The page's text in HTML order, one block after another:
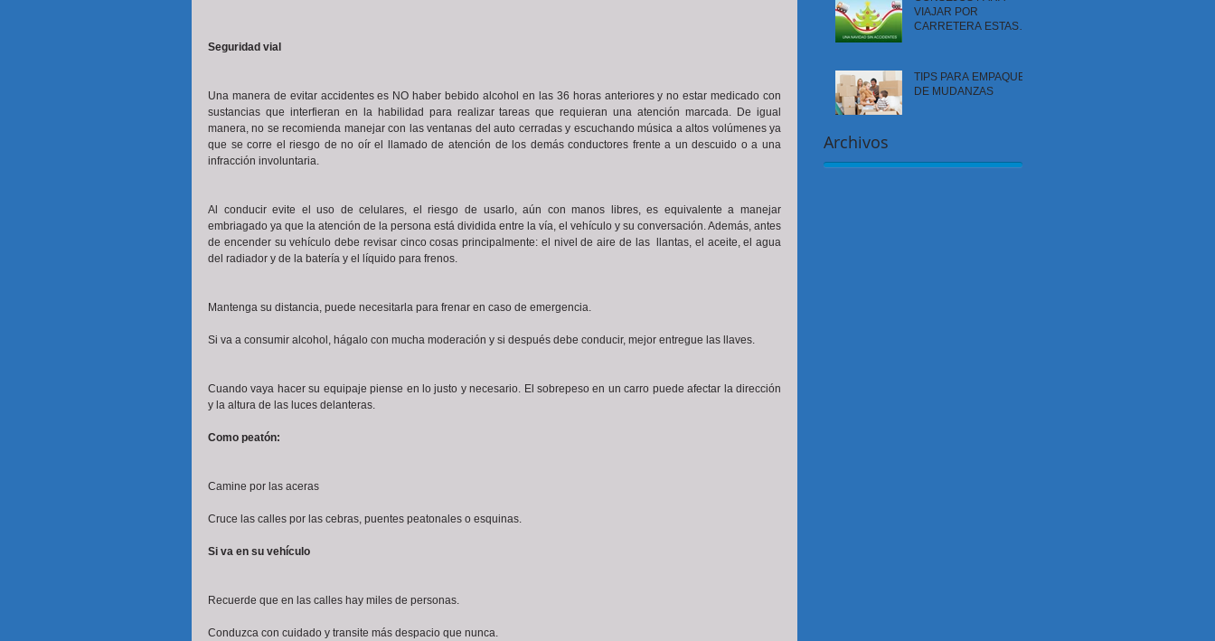
Seguridad vial
Una manera de evitar accidentes es NO haber bebido alcohol en las 36 horas anteriores y no estar medicado con
sustancias que interfieran en la habilidad para realizar tareas que requieran una atención marcada. De igual
manera, no se recomienda manejar con las ventanas del auto cerradas y escuchando música a altos volúmenes ya
que se corre el riesgo de no oír el llamado de atención de los demás conductores frente a un descuido o a una
infracción involuntaria.
Al conducir evite el uso de celulares, el riesgo de usarlo, aún con manos libres, es equivalente a manejar
embriagado ya que la atención de la persona está dividida entre la vía, el vehículo y su conversación. Además, antes
de encender su vehículo debe revisar cinco cosas principalmente: el nivel de aire de las  llantas, el aceite, el agua
del radiador y de la batería y el líquido para frenos.
Mantenga su distancia, puede necesitarla para frenar en caso de emergencia.
Si va a consumir alcohol, hágalo con mucha moderación y si después debe conducir, mejor entregue las llaves.
Cuando vaya hacer su equipaje piense en lo justo y necesario. El sobrepeso en un carro puede afectar la dirección
y la altura de las luces delanteras.
Como peatón:
Camine por las aceras
Cruce las calles por las cebras, puentes peatonales o esquinas.
Si va en su vehículo
Recuerde que en las calles hay miles de personas.
Conduzca con cuidado y transite más despacio que nunca.
VIAJAR POR
CARRETERA ESTAS
TIPS PARA EMPAQUE
DE MUDANZAS
Archivos